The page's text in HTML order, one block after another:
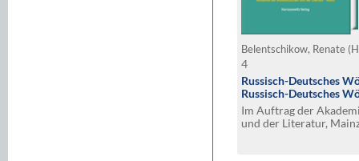
Belentschikow, Renate
4
Russisch-Deutsches
Russisch-Deutsches
Im Auftrag der
und der Literatur,